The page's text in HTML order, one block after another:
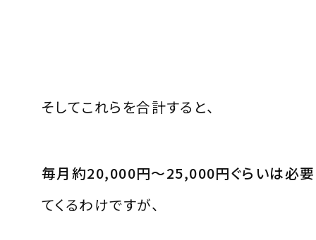
そしてこれらを合計すると、
毎月約20,000円～25,000円ぐらいは必要
てくるわけですが、